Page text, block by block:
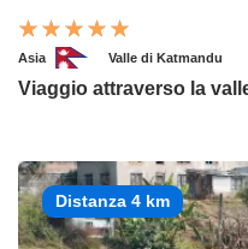
Asia Valle di Katmandu
Viaggio attraverso la
Distanza 4 km